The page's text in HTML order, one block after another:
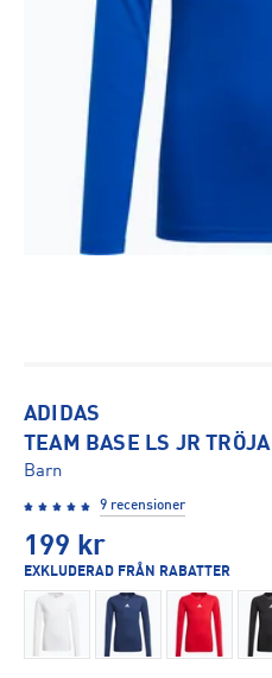
ADIDAS
TEAM BASE LS JR TRÖJA
Barn
9 recensioner
199 kr
EXKLUDERAD FRÅN RABATTER